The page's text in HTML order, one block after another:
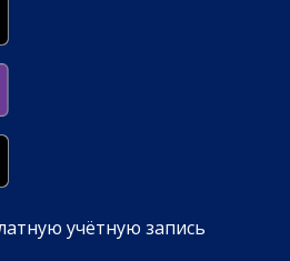
учётную запись